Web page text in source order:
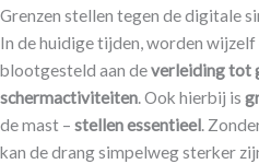
Grenzen stellen tegen de digitale
In de huidige tijden, worden wijzelf
blootgesteld aan deverleiding tot
schermactiviteiten. Ook hierbij is
de mast – stellen essentieel.
kan de drang simpelweg sterker